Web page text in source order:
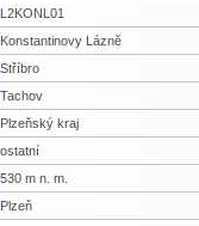
L2KONL01
Konstantinovy Lázně
Stříbro
Tachov
Plzeňský kraj
ostatní
530 m n. m.
Plzeň